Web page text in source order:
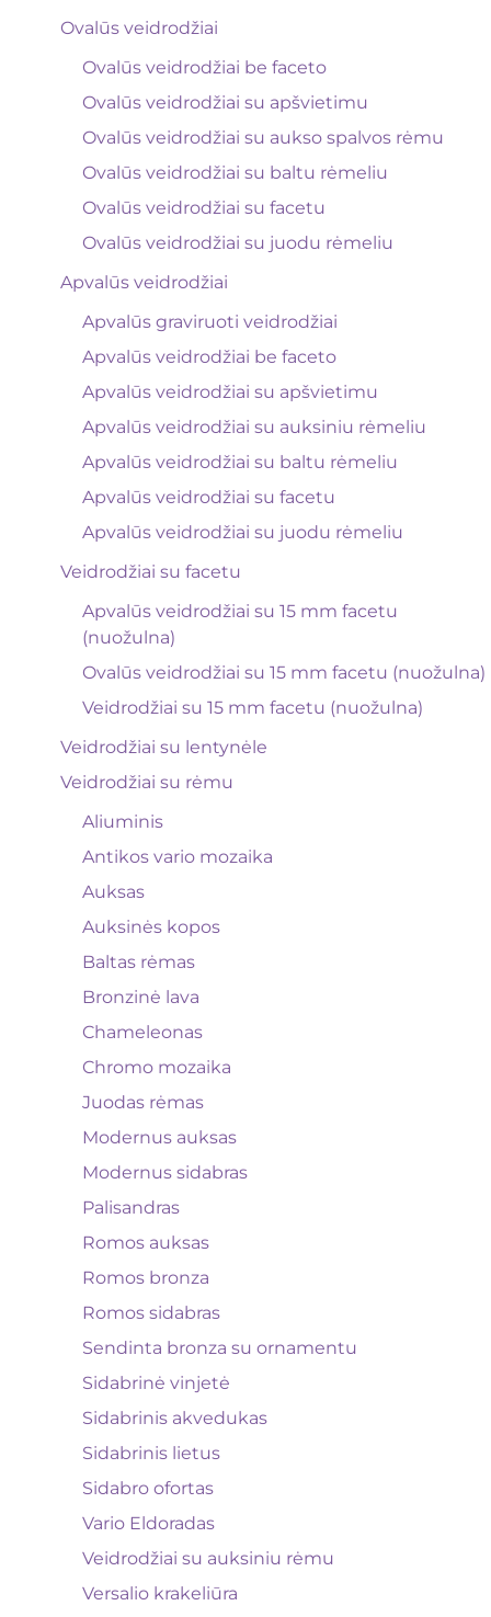
Ovalūs veidrodžiai
Ovalūs veidrodžiai be faceto
Ovalūs veidrodžiai su apšvietimu
Ovalūs veidrodžiai su aukso spalvos rėmu
Ovalūs veidrodžiai su baltu rėmeliu
Ovalūs veidrodžiai su facetu
Ovalūs veidrodžiai su juodu rėmeliu
Apvalūs veidrodžiai
Apvalūs graviruoti veidrodžiai
Apvalūs veidrodžiai be faceto
Apvalūs veidrodžiai su apšvietimu
Apvalūs veidrodžiai su auksiniu rėmeliu
Apvalūs veidrodžiai su baltu rėmeliu
Apvalūs veidrodžiai su facetu
Apvalūs veidrodžiai su juodu rėmeliu
Veidrodžiai su facetu
Apvalūs veidrodžiai su 15 mm facetu
(nuožulna)
Ovalūs veidrodžiai su 15 mm facetu (nuožulna)
Veidrodžiai su 15 mm facetu (nuožulna)
Veidrodžiai su lentynėle
Veidrodžiai su rėmu
Aliuminis
Antikos vario mozaika
Auksas
Auksinės kopos
Baltas rėmas
Bronzinė lava
Chameleonas
Chromo mozaika
Juodas rėmas
Modernus auksas
Modernus sidabras
Palisandras
Romos auksas
Romos bronza
Romos sidabras
Sendinta bronza su ornamentu
Sidabrinė vinjetė
Sidabrinis akvedukas
Sidabrinis lietus
Sidabro ofortas
Vario Eldoradas
Veidrodžiai su auksiniu rėmu
Versalio krakeliūra